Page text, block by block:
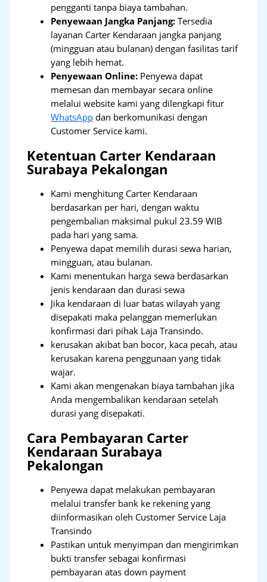
pengganti tanpa biaya tambahan.
Penyewaan Jangka Panjang: Tersedia
layanan Carter Kendaraan jangka panjang
(mingguan atau bulanan) dengan fasilitas tarif
yang lebih hemat.
Penyewaan Online: Penyewa dapat
memesan dan membayar secara online
melalui website kami yang dilengkapi fitur
WhatsApp dan berkomunikasi dengan
Customer Service kami.
Ketentuan Carter Kendaraan
Surabaya Pekalongan
Kami menghitung Carter Kendaraan
berdasarkan per hari, dengan waktu
pengembalian maksimal pukul 23.59 WIB
pada hari yang sama.
Penyewa dapat memilih durasi sewa harian,
mingguan, atau bulanan.
Kami menentukan harga sewa berdasarkan
jenis kendaraan dan durasi sewa
Jika kendaraan di luar batas wilayah yang
disepakati maka pelanggan memerlukan
konfirmasi dari pihak Laja Transindo.
kerusakan akibat ban bocor, kaca pecah, atau
kerusakan karena penggunaan yang tidak
wajar.
Kami akan mengenakan biaya tambahan jika
Anda mengembalikan kendaraan setelah
durasi yang disepakati.
Cara Pembayaran Carter
Kendaraan Surabaya
Pekalongan
Penyewa dapat melakukan pembayaran
melalui transfer bank ke rekening yang
diinformasikan oleh Customer Service Laja
Transindo
Pastikan untuk menyimpan dan mengirimkan
bukti transfer sebagai konfirmasi
pembayaran atas down payment